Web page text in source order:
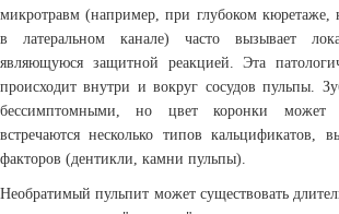
микротравм (например, при глубоком
в латеральном канале) часто вызывает
являющуюся защитной реакцией. Эта
происходит внутри и вокруг сосудов пульпы.
бессимптомными, но цвет коронки может
встречаются несколько типов кальцификатов,
факторов (дентикли, камни пульпы).
Необратимый пульпит может существовать